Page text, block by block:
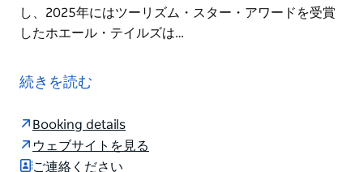
し、2025年にはツーリズム・スター・アワードを受賞
したホエール・テイルズは…
も大きく雄大な生き物たちと共に、一生忘れられない思
い出を作りませんか？
特注のホエールウォッチング船は、ダーリングハーバー
のキングストリート埠頭7番から毎日出航し、シドニー
の象徴的なランドマークを眺めながらクルーズした後、
続きを読む
Booking details
ウェブサイトを見る
ご連絡ください